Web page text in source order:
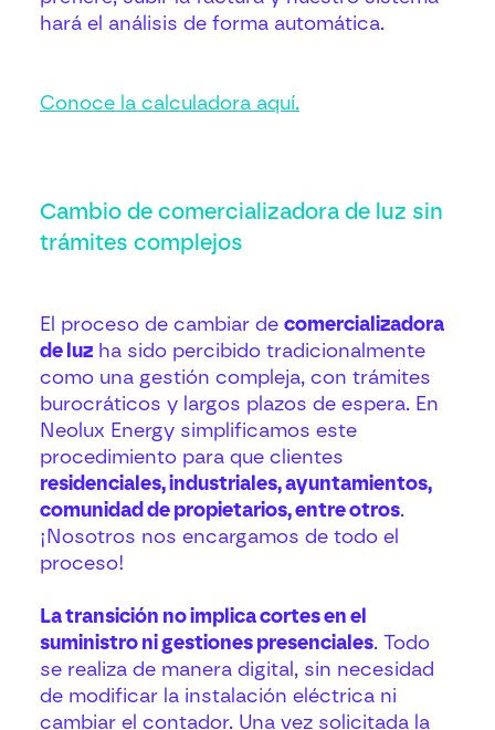
hará el análisis de forma automática.
Conoce la calculadora aquí.
Cambio de comercializadora de luz sin
trámites complejos
El proceso de cambiar de comercializadora
de luz ha sido percibido tradicionalmente
como una gestión compleja, con trámites
burocráticos y largos plazos de espera. En
Neolux Energy simplificamos este
procedimiento para que clientes
residenciales, industriales, ayuntamientos,
comunidad de propietarios, entre otros.
¡Nosotros nos encargamos de todo el
proceso!
La transición no implica cortes en el
suministro ni gestiones presenciales. Todo
se realiza de manera digital, sin necesidad
de modificar la instalación eléctrica ni
cambiar el contador. Una vez solicitada la